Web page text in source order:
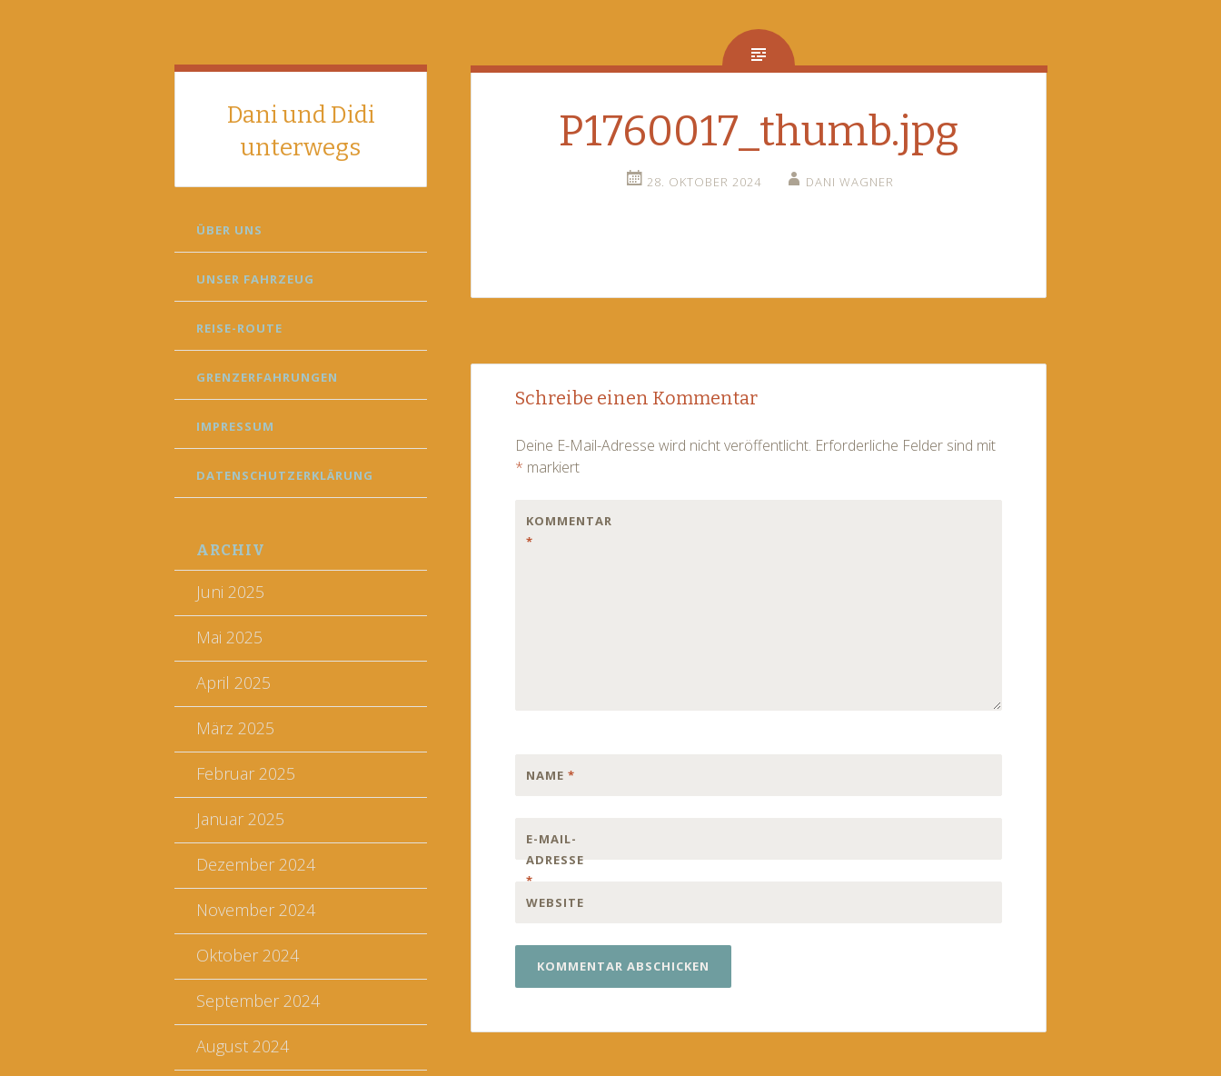
Dani und Didi
unterwegs
SKIP
TO
ÜBER UNS
UNSER FAHRZEUG
REISE-ROUTE
GRENZERFAHRUNGEN
IMPRESSUM
DATENSCHUTZERKLÄRUNG
ARCHIV
Juni 2025
Mai 2025
April 2025
März 2025
Februar 2025
Januar 2025
Dezember 2024
November 2024
Oktober 2024
September 2024
August 2024
P1760017_thumb.jpg
28. OKTOBER 2024 DANI WAGNER
Post
Schreibe einen Kommentar
Deine E-Mail-Adresse wird nicht veröffentlicht. Erforderliche Felder sind mit
* markiert
KOMMENTAR
*
NAME*
E-MAIL-
ADRESSE
*
WEBSITE